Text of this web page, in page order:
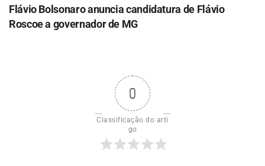
Flávio Bolsonaro anuncia candidatura de Flávio
Roscoe a governador de MG
0
Classificação do arti
go